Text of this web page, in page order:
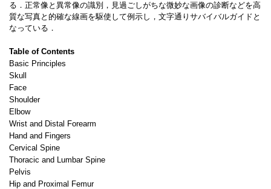
る．正常像と異常像の識別，見過ごしがちな微妙な画像の診断などを高
質な写真と的確な線画を駆使して例示し，文字通りサバイバルガイドと
なっている．
Table of Contents
Basic Principles
Skull
Face
Shoulder
Elbow
Wrist and Distal Forearm
Hand and Fingers
Cervical Spine
Thoracic and Lumbar Spine
Pelvis
Hip and Proximal Femur